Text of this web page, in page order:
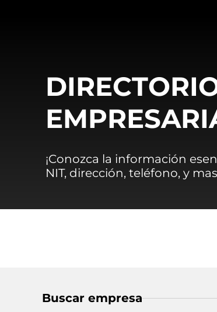
¡Conozca la información
NIT, dirección, teléfono, y
Buscar empresa